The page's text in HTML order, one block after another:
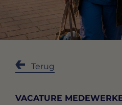
Terug
VACATURE